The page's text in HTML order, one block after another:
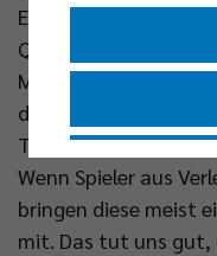
Endspurt wieder
Qualitäten auf dem
Mann Stalekar auch
den Hauptstadtclub.
Training lautstark
Wenn Spieler aus
bringen diese meist
mit. Das tut uns gut,
Nur